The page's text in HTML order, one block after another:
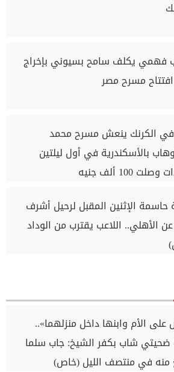
فهمي يكلف سامح بسيوني بإخراج
مسرح مصر
في الكرنك ينعش مسرح محمد
بالأسكندرية في أول ليلتين
100 ألف جنيه
الإثنين المقبل لرحيل أشرف
الأهلي.. اللاعب يقترب من الوداد
الأم وابنها داخل منزلهما»..
ضحيتي شاب بكفر الشيخ: جاب سلما
منه في منتصف الليل (خاص)